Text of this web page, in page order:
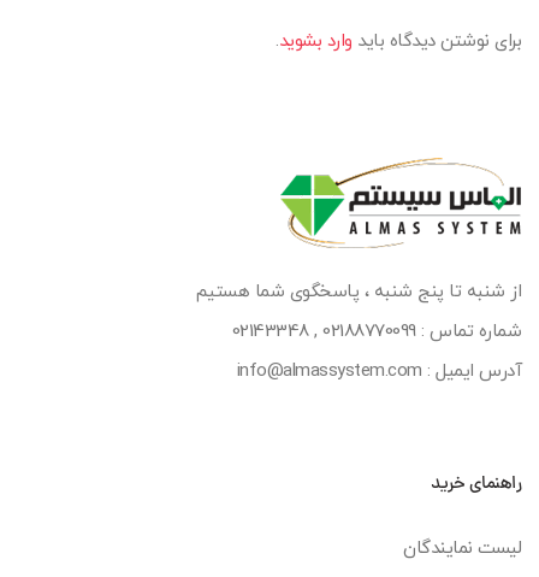
برای نوشتن دیدگاه باید وارد بشوید.
از شنبه تا پنج شنبه ، پاسخگوی شما هستیم
شماره تماس :02188770099
,
02143348
آدرس ایمیل : info@almassystem.com
راهنمای خرید
لیست نمایندگان